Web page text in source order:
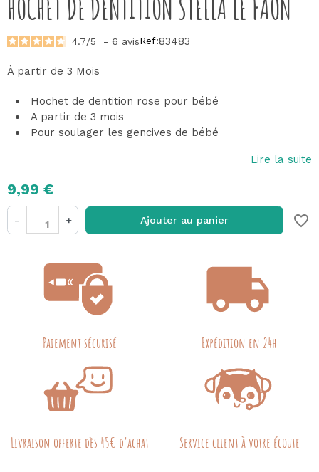
HOCHET DE DENTITION STELLA LE FAON
4.7/5 - 6 avisRef:83483
À partir de 3 Mois
Hochet de dentition rose pour bébé
A partir de 3 mois
Pour soulager les gencives de bébé
Lire la suite
9,99 €
- + Ajouter au panier favorite_border
Paiement sécurisé Expédition en 24h
Livraison offerte dès 45€ d'achat Service client à votre écoute